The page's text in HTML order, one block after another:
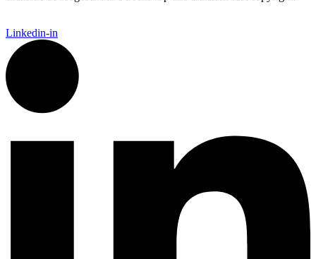
Linkedin-in